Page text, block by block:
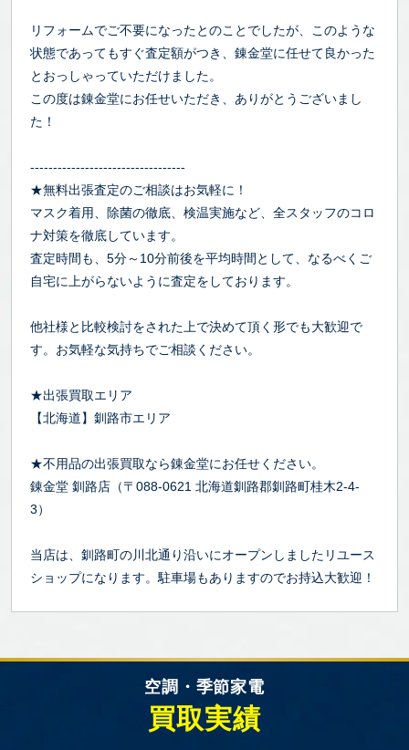
リフォームでご不要になったとのことでしたが、このような
状態であってもすぐ査定額がつき、錬金堂に任せて良かった
とおっしゃっていただけました。
この度は錬金堂にお任せいただき、ありがとうございまし
た！
----------------------------------
★無料出張査定のご相談はお気軽に！
マスク着用、除菌の徹底、検温実施など、全スタッフのコロ
ナ対策を徹底しています。
査定時間も、5分～10分前後を平均時間として、なるべくご
自宅に上がらないように査定をしております。
他社様と比較検討をされた上で決めて頂く形でも大歓迎で
す。お気軽な気持ちでご相談ください。
★出張買取エリア
【北海道】釧路市エリア
★不用品の出張買取なら錬金堂にお任せください。
錬金堂 釧路店（〒088-0621 北海道釧路郡釧路町桂木2-4-
3）
当店は、釧路町の川北通り沿いにオープンしましたリユース
ショップになります。駐車場もありますのでお持込大歓迎！
空調・季節家電
買取実績